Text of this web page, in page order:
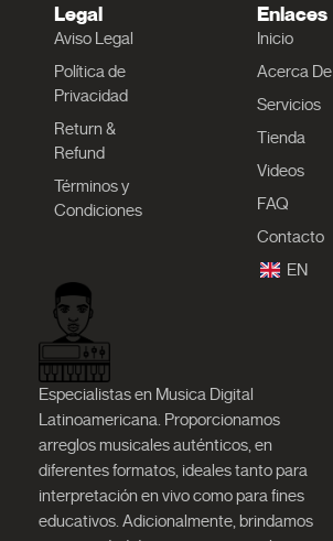
Enlaces
Inicio
Acerca De
Servicios
Tienda
Videos
FAQ
Contacto
EN
Legal
Aviso Legal
Política de
Privacidad
Return &
Refund
Términos y
Condiciones
Especialistas en Musica Digital
Latinoamericana. Proporcionamos
arreglos musicales auténticos, en
diferentes formatos, ideales tanto para
interpretación en vivo como para fines
educativos. Adicionalmente, brindamos